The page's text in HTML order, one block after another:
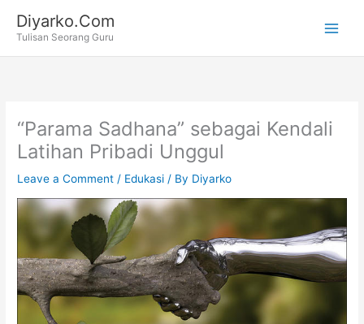
content
Diyarko.Com
Tulisan Seorang Guru
“Parama Sadhana” sebagai Kendali
Latihan Pribadi Unggul
Leave a Comment / Edukasi / By Diyarko